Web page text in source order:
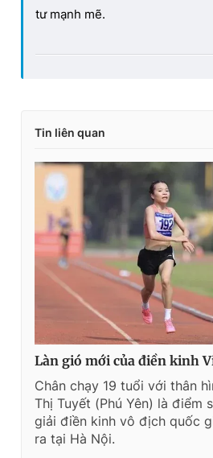
tư mạnh mẽ.
Tin liên quan
Làn gió mới của điền kinh
Chân chạy 19 tuổi với thân
Thị Tuyết (Phú Yên) là điểm
giải điền kinh vô địch quốc
ra tại Hà Nội.